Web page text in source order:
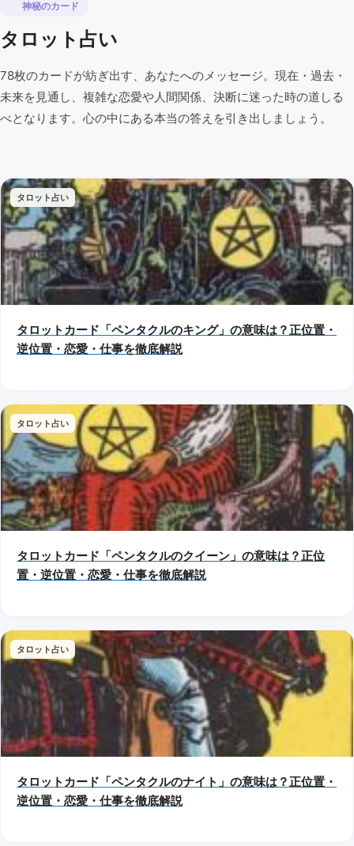
神秘のカード
タロット占い
78枚のカードが紡ぎ出す、あなたへのメッセージ。現在・過去・
未来を見通し、複雑な恋愛や人間関係、決断に迷った時の道しる
べとなります。心の中にある本当の答えを引き出しましょう。
タロット占い
タロットカード「ペンタクルのキング」の意味は？正位置・
逆位置・恋愛・仕事を徹底解説
タロット占い
タロットカード「ペンタクルのクイーン」の意味は？正位
置・逆位置・恋愛・仕事を徹底解説
タロット占い
タロットカード「ペンタクルのナイト」の意味は？正位置・
逆位置・恋愛・仕事を徹底解説